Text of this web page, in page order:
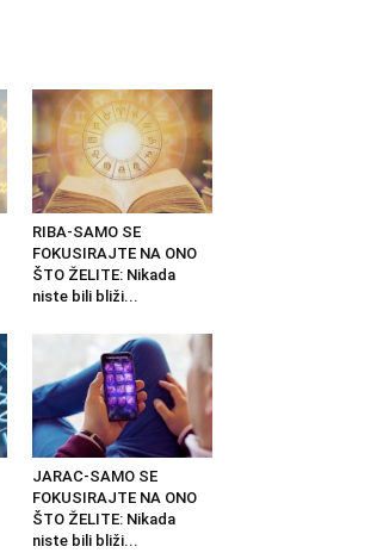
RIBA-SAMO SE
FOKUSIRAJTE NA ONO
ŠTO ŽELITE: Nikada
niste bili bliži...
JARAC-SAMO SE
FOKUSIRAJTE NA ONO
ŠTO ŽELITE: Nikada
niste bili bliži...